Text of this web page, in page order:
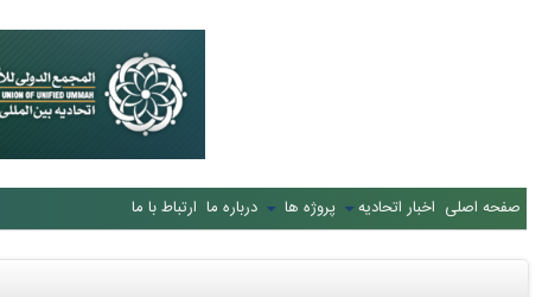
صفحه اصلی اخبار اتحادیه پروژه ها درباره ما ارتباط با ما